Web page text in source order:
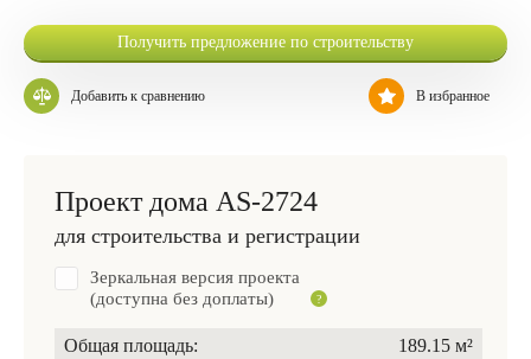
Получить предложение по строительству
Добавить к сравнению В избранное
Проект дома AS-2724
для строительства и регистрации
Зеркальная версия проекта
(доступна без доплаты)
Общая площадь:
189.15 м²